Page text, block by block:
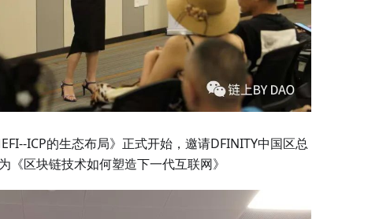
ICP的生态布局》正式开始，邀请DFINITY中国区总
区块链技术如何塑造下一代互联网》